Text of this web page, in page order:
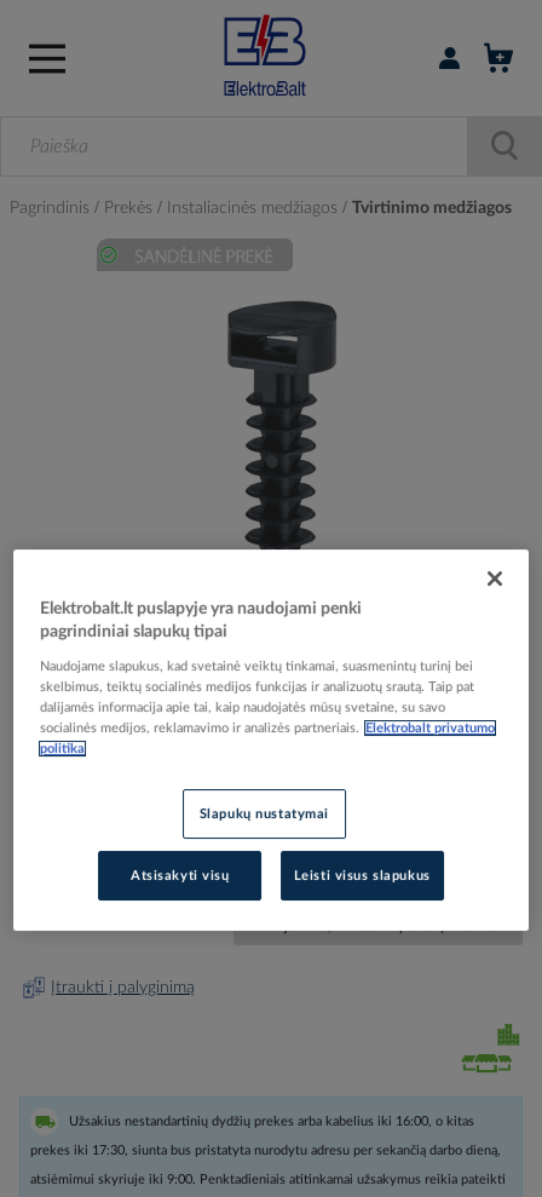
Prisijungti /
Pagrindinis Prekės Instaliacinės medžiagos Tvirtinimo medžiagos
Skip
the
beginning
Reali prekė gali skirtis nuo pavaizduotos nuotraukoje
Kaištis įkalamas dirželiui tvirtinti 8x37mm juodas,
galvutė 18.5x15mm [100] - LEGRAND
Elektrobalt prekės kodas
Gamintojo prekės kodas
Įtraukti į palyginimą
Užsakius nestandartinių dydžių prekes arba kabelius iki 16:00, o kitas
prekes iki 17:30, siunta bus pristatyta nurodytu adresu per sekančią darbo dieną,
atsiėmimui skyriuje iki 9:00. Penktadieniais atitinkamai užsakymus reikia pateikti
Elektrobalt.lt puslapyje yra naudojami penki
pagrindiniai slapukų tipai
Naudojame slapukus, kad svetainė veiktų tinkamai, suasmenintų turinį bei
skelbimus, teiktų socialinės medijos funkcijas ir analizuotų srautą. Taip pat
dalijamės informacija apie tai, kaip naudojatės mūsų svetaine, su savo
socialinės medijos, reklamavimo ir analizės partneriais.
Elektrobalt privatumo
politika
Slapukų nustatymai
Atsisakyti visų Leisti visus slapukus